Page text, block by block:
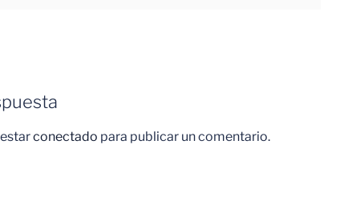
conectado para publicar un comentario.